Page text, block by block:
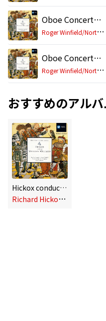
Oboe Concerto in A minor: II. Minuet and Musette (Allegro moderato)
R
oger Winfield/Northern Sinfonia of England/Richard Hickox
Oboe Concerto in A minor: III. Finale: Scherzo (Presto - Lento - Presto)
R
oger Winfield/Northern Sinfonia of England/Richard Hickox
おすすめのアル
Hickox conducts Vaughan Williams
R
ichard Hickox/Northern Sinfonia of England